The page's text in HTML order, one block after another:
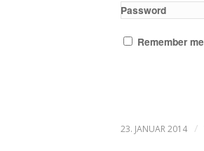
Password
Remember me
23. JANUAR 2014 /